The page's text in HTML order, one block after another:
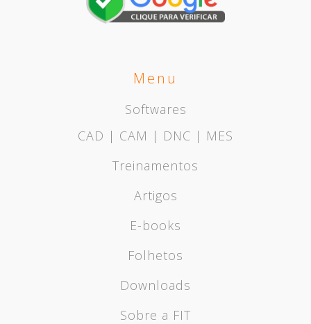
Menu
Softwares
CAD | CAM | DNC | MES
Treinamentos
Artigos
E-books
Folhetos
Downloads
Sobre a FIT